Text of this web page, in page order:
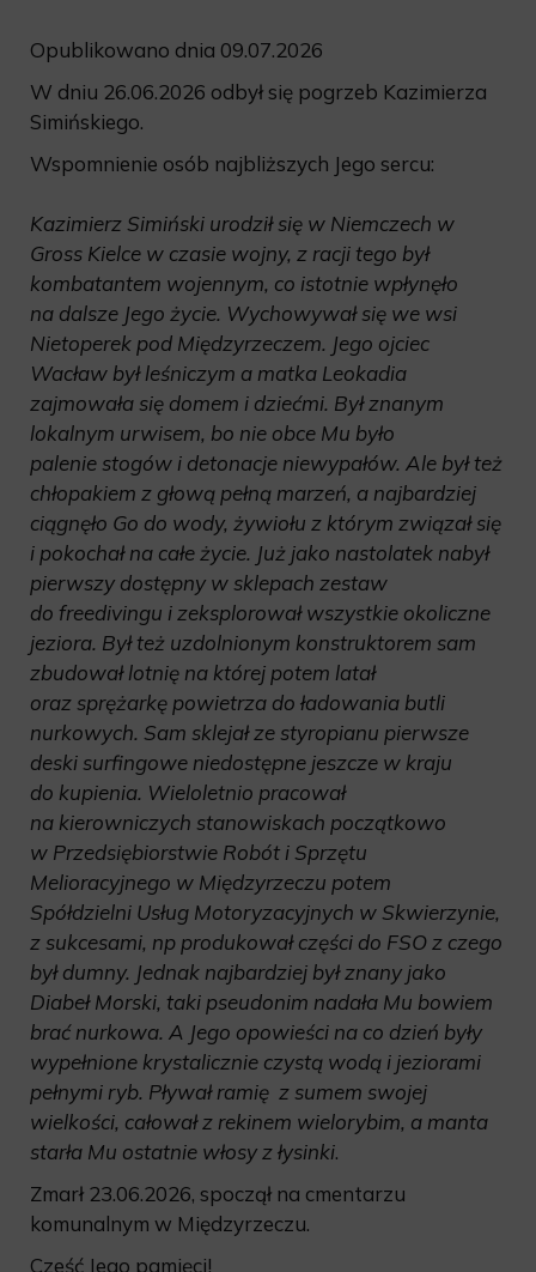
Opublikowano dnia 09.07.2026
W dniu 26.06.2026 odbył się pogrzeb Kazimierza
Simińskiego.
Wspomnienie osób najbliższych Jego sercu:
Kazimierz Simiński urodził się w Niemczech w
Gross Kielce w czasie wojny, z racji tego był
kombatantem wojennym, co istotnie wpłynęło
na dalsze Jego życie. Wychowywał się we wsi
Nietoperek pod Międzyrzeczem. Jego ojciec
Wacław był leśniczym a matka Leokadia
zajmowała się domem i dziećmi. Był znanym
lokalnym urwisem, bo nie obce Mu było
palenie stogów i detonacje niewypałów. Ale był też
chłopakiem z głową pełną marzeń, a najbardziej
ciągnęło Go do wody, żywiołu z którym związał się
i pokochał na całe życie. Już jako nastolatek nabył
pierwszy dostępny w sklepach zestaw
do freedivingu i zeksplorował wszystkie okoliczne
jeziora. Był też uzdolnionym konstruktorem sam
zbudował lotnię na której potem latał
oraz sprężarkę powietrza do ładowania butli
nurkowych. Sam sklejał ze styropianu pierwsze
deski surfingowe niedostępne jeszcze w kraju
do kupienia. Wieloletnio pracował
na kierowniczych stanowiskach początkowo
w Przedsiębiorstwie Robót i Sprzętu
Melioracyjnego w Międzyrzeczu potem
Spółdzielni Usług Motoryzacyjnych w Skwierzynie,
z sukcesami, np produkował części do FSO z czego
był dumny. Jednak najbardziej był znany jako
Diabeł Morski, taki pseudonim nadała Mu bowiem
brać nurkowa. A Jego opowieści na co dzień były
wypełnione krystalicznie czystą wodą i jeziorami
pełnymi ryb. Pływał ramię z sumem swojej
wielkości, całował z rekinem wielorybim, a manta
starła Mu ostatnie włosy z łysinki.
Zmarł 23.06.2026, spoczął na cmentarzu
komunalnym w Międzyrzeczu.
Cześć Jego pamięci!